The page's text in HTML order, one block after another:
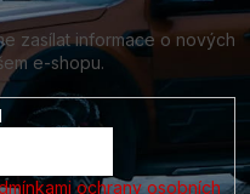
zasílat informace o nových
e-shopu.
ochrany osobních